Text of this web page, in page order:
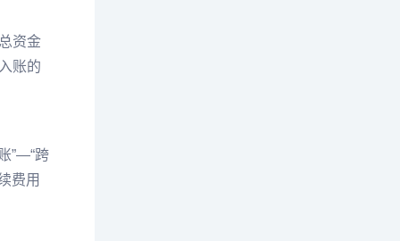
资金
账的
”—“跨
费用